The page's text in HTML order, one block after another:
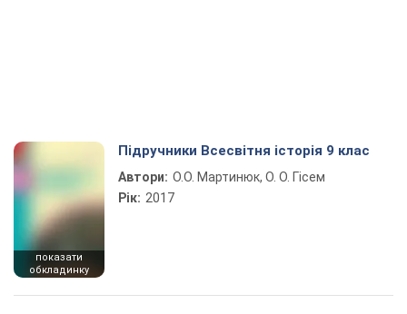
показати
обкладинку
Підручники Всесвітня історія 9 клас
Автори: О.О. Мартинюк, О. О. Гісем
Рік: 2017